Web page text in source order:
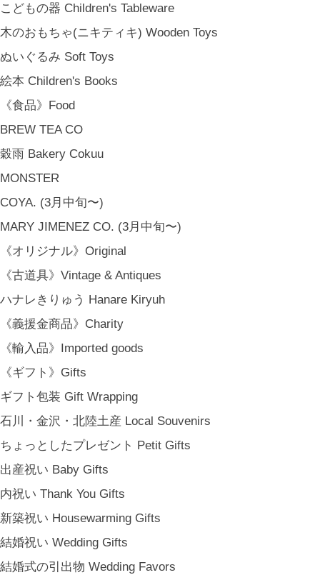
こどもの器 Children's Tableware
木のおもちゃ(ニキティキ) Wooden Toys
ぬいぐるみ Soft Toys
絵本 Children's Books
《食品》Food
BREW TEA CO
穀雨 Bakery Cokuu
MONSTER
COYA. (3月中旬〜)
MARY JIMENEZ CO. (3月中旬〜)
《オリジナル》Original
《古道具》Vintage & Antiques
ハナレきりゅう Hanare Kiryuh
《義援金商品》Charity
《輸入品》Imported goods
《ギフト》Gifts
ギフト包装 Gift Wrapping
石川・金沢・北陸土産 Local Souvenirs
ちょっとしたプレゼント Petit Gifts
出産祝い Baby Gifts
内祝い Thank You Gifts
新築祝い Housewarming Gifts
結婚祝い Wedding Gifts
結婚式の引出物 Wedding Favors
HOME
SHOP INFO
SHOPPING GUIDE
FAQ
CONTACT
[ MEMBERSHIP ]
TOP
[ MAIL MAGAZINE ]
登録
プライバシーポリシー
特定商取引法に基づく表記
会員規約